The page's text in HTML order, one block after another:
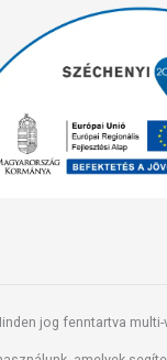
jog fenntartva multi-